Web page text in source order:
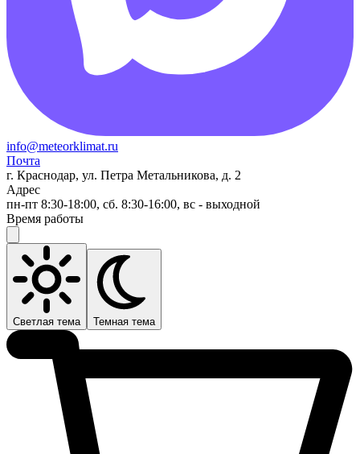
info@meteorklimat.ru
Почта
г. Краснодар, ул. Петра Метальникова, д. 2
Адрес
пн-пт 8:30-18:00, сб. 8:30-16:00, вс - выходной
Время работы
Светлая тема Темная тема